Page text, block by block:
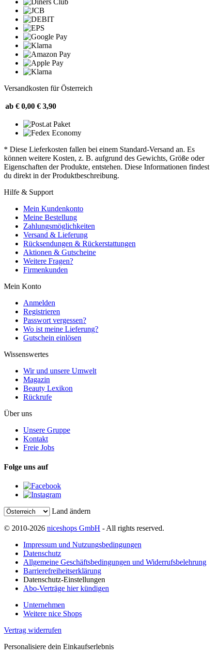
Versandkosten für Österreich
ab € 0,00 € 3,90
* Diese Lieferkosten fallen bei einem Standard-Versand an. Es
können weitere Kosten, z. B. aufgrund des Gewichts, Größe oder
Eigenschaften der Produkte, entstehen. Diese Informationen findest
du direkt in der Produktbeschreibung.
Hilfe & Support
Mein Kundenkonto
Meine Bestellung
Zahlungsmöglichkeiten
Versand & Lieferung
Rücksendungen & Rückerstattungen
Aktionen & Gutscheine
Weitere Fragen?
Firmenkunden
Mein Konto
Anmelden
Registrieren
Passwort vergessen?
Wo ist meine Lieferung?
Gutschein einlösen
Wissenswertes
Wir und unsere Umwelt
Magazin
Beauty Lexikon
Rückrufe
Über uns
Unsere Gruppe
Kontakt
Freie Jobs
Folge uns auf
Land ändern
© 2010-2026 niceshops GmbH - All rights reserved.
Impressum und Nutzungsbedingungen
Datenschutz
Allgemeine Geschäftsbedingungen und Widerrufsbelehrung
Barrierefreiheitserklärung
Datenschutz-Einstellungen
Abo-Verträge hier kündigen
Unternehmen
Weitere nice Shops
Vertrag widerrufen
Personalisiere dein Einkaufserlebnis